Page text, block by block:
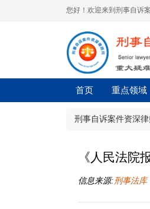
您好！欢迎来到刑事自诉
首页 重点领域
刑事自诉案件资深律
《人民法院
信息来源:刑事法库